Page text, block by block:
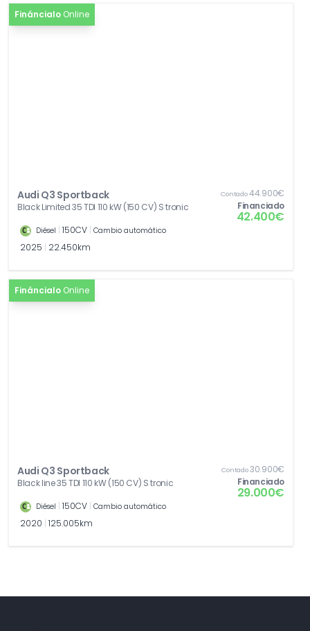
Fináncialo Online
Audi Q3 Sportback
Black Limited 35 TDI 110 kW (150 CV) S tronic
Contado44.900€
Financiado
42.400€
Diésel 150CV Cambio automático
2025 22.450km
Fináncialo Online
Audi Q3 Sportback
Black line 35 TDI 110 kW (150 CV) S tronic
Contado30.900€
Financiado
29.000€
Diésel 150CV Cambio automático
2020 125.005km